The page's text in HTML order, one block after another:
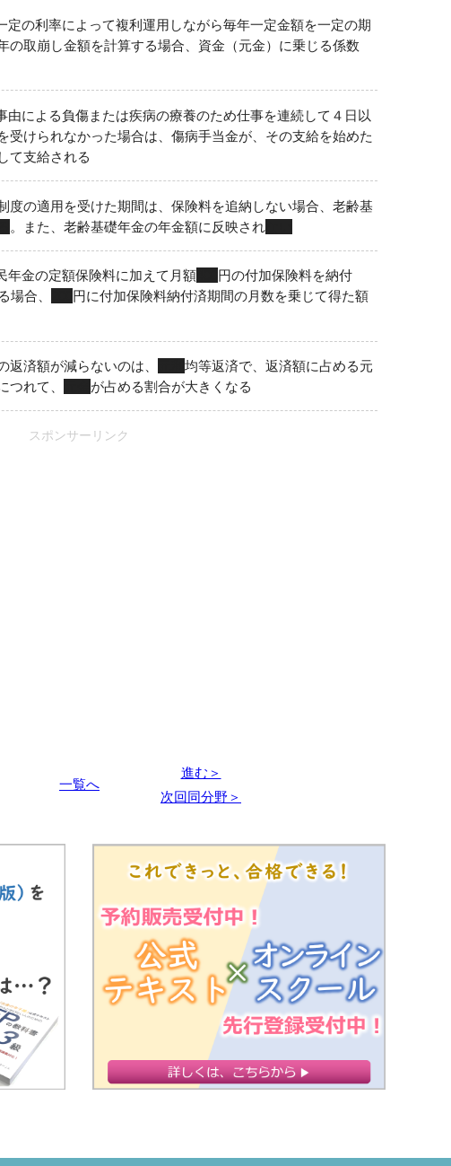
の利率によって複利運用しながら毎年一定金額を一定の期
の取崩し金額を計算する場合、資金（元金）に乗じる係数
による負傷または疾病の療養のため仕事を連続して４日以
受けられなかった場合は、傷病手当金が、その支給を始めた
て支給される
度の適用を受けた期間は、保険料を追納しない場合、老齢基
。また、老齢基礎年金の年金額に反映されない
年金の定額保険料に加えて月額400 円の付加保険料を納付
場合、
円に付加保険料納付済期間の月数を乗じて得た額
済額が減らないのは、
均等返済で、返済額に占める元
れて、
が占める割合が大きくなる
スポンサーリンク
一覧へ
進む＞
次回同分野＞